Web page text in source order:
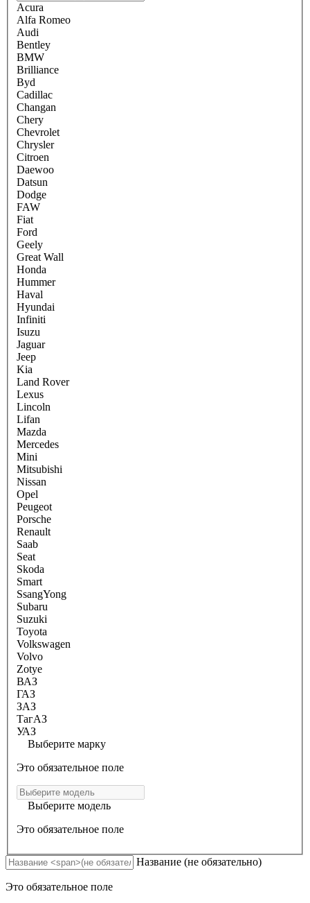
Acura
Alfa Romeo
Audi
Bentley
BMW
Brilliance
Byd
Cadillac
Changan
Chery
Chevrolet
Chrysler
Citroen
Daewoo
Datsun
Dodge
FAW
Fiat
Ford
Geely
Great Wall
Honda
Hummer
Haval
Hyundai
Infiniti
Isuzu
Jaguar
Jeep
Kia
Land Rover
Lexus
Lincoln
Lifan
Mazda
Mercedes
Mini
Mitsubishi
Nissan
Opel
Peugeot
Porsche
Renault
Saab
Seat
Skoda
Smart
SsangYong
Subaru
Suzuki
Toyota
Volkswagen
Volvo
Zotye
ВАЗ
ГАЗ
ЗАЗ
ТагАЗ
УАЗ
Выберите марку
Это обязательное поле
Выберите модель
Это обязательное поле
Название (не обязательно)
Это обязательное поле